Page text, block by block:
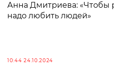
Анна Дмитриева: «Чтобы
надо любить людей»
10:44 24.10.2024